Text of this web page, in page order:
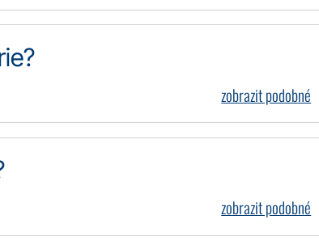
zobrazit podobné
zobrazit podobné